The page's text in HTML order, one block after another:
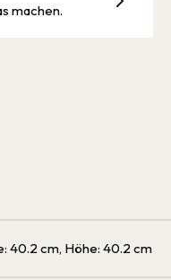
machen.
40.2 cm, Höhe: 40.2 cm